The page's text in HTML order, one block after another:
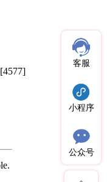
[4577]
客服
小程序
公众号